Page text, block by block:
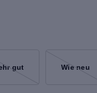
gut Wie neu